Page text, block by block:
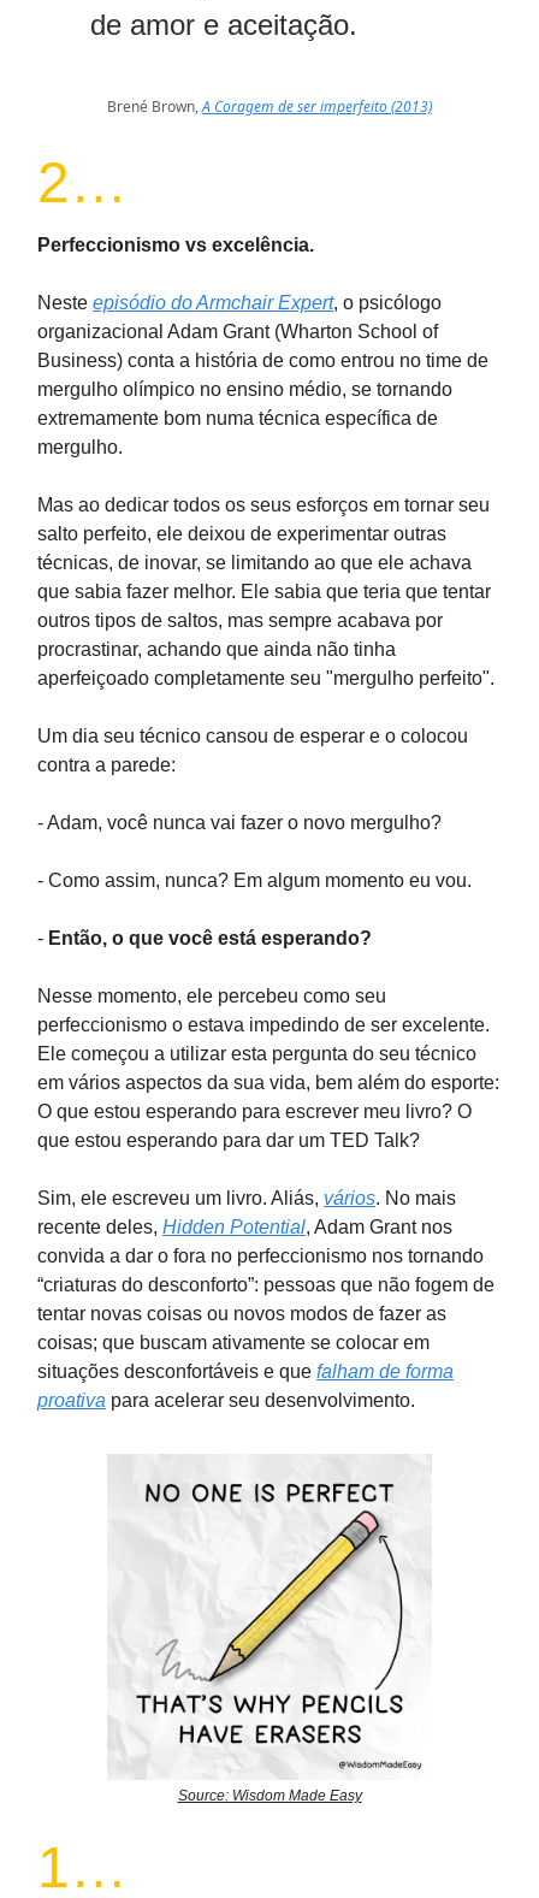
de amor e aceitação.
Brené Brown,A Coragem de ser imperfeito(2013)
2…
Perfeccionismo vs excelência.
Neste episódio do Armchair Expert, o psicólogo
organizacional Adam Grant (Wharton School of
Business) conta a história de como entrou no time de
mergulho olímpico no ensino médio, se tornando
extremamente bom numa técnica específica de
mergulho.
Mas ao dedicar todos os seus esforços em tornar seu
salto perfeito, ele deixou de experimentar outras
técnicas, de inovar, se limitando ao que ele achava
que sabia fazer melhor. Ele sabia que teria que tentar
outros tipos de saltos, mas sempre acabava por
procrastinar, achando que ainda não tinha
aperfeiçoado completamente seu "mergulho perfeito".
Um dia seu técnico cansou de esperar e o colocou
contra a parede:
- Adam, você nunca vai fazer o novo mergulho?
- Como assim, nunca? Em algum momento eu vou.
- Então, o que você está esperando?
Nesse momento, ele percebeu como seu
perfeccionismo o estava impedindo de ser excelente.
Ele começou a utilizar esta pergunta do seu técnico
em vários aspectos da sua vida, bem além do esporte:
O que estou esperando para escrever meu livro? O
que estou esperando para dar um TED Talk?
Sim, ele escreveu um livro. Aliás, vários. No mais
recente deles, Hidden Potential, Adam Grant nos
convida a dar o fora no perfeccionismo nos tornando
“criaturas do desconforto”: pessoas que não fogem de
tentar novas coisas ou novos modos de fazer as
coisas; que buscam ativamente se colocar em
situações desconfortáveis e que falham de forma
proativa para acelerar seu desenvolvimento.
Source: Wisdom Made Easy
1…